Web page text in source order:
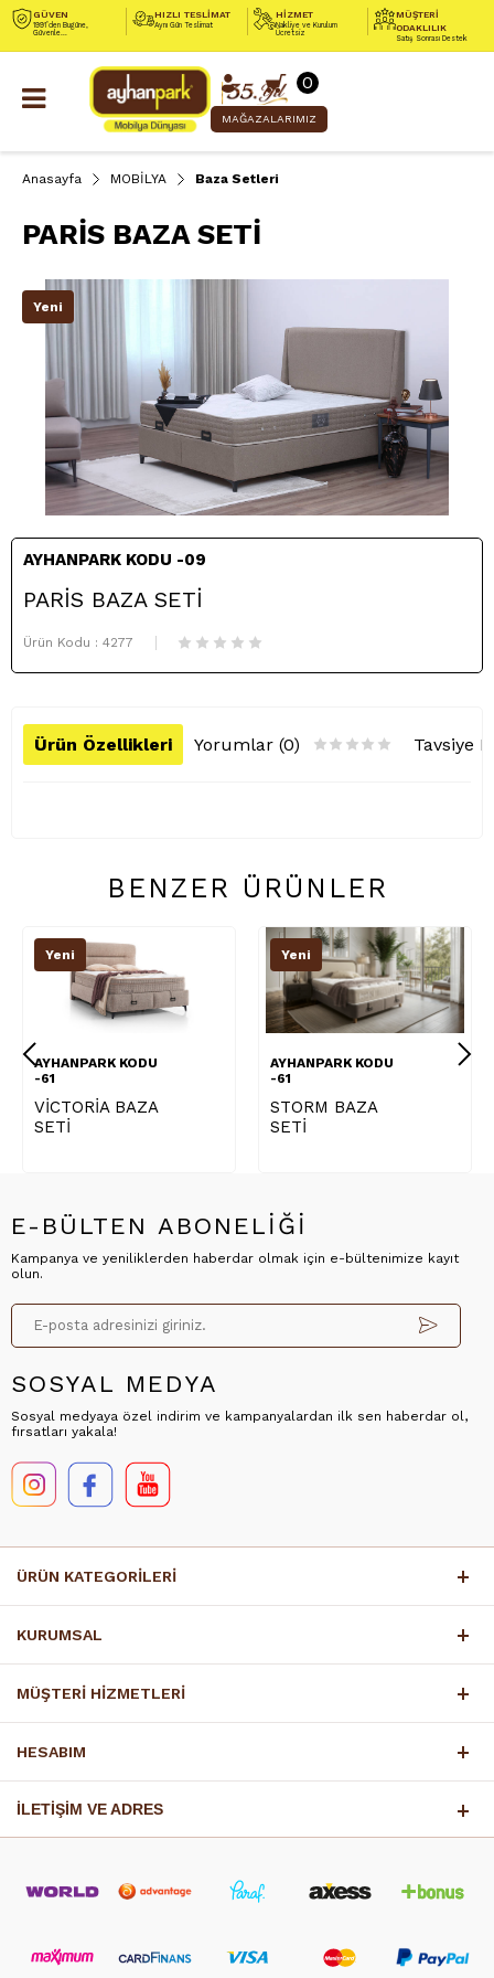
GÜVEN
1991’den Bugüne,
Güvenle...
HIZLI TESLİMAT
Aynı Gün Teslimat
HİZMET
Nakliye ve Kurulum
Ücretsiz
MÜŞTERİ
ODAKLILIK
Satış Sonrası Destek
0
MAĞAZALARIMIZ
Anasayfa MOBİLYA Baza Setleri
PARİS BAZA SETİ
Yeni
AYHANPARK KODU -09
PARİS BAZA SETİ
Ürün Kodu : 4277
Ürün Özellikleri Yorumlar (0) Tavsiye
BENZER ÜRÜNLER
Yeni
AYHANPARK KODU
-61
VİCTORİA BAZA
SETİ
Yeni
AYHANPARK KODU
-61
STORM BAZA
SETİ
E-BÜLTEN ABONELİĞİ
Kampanya ve yeniliklerden haberdar olmak için e-bültenimize kayıt
olun.
SOSYAL MEDYA
Sosyal medyaya özel indirim ve kampanyalardan ilk sen haberdar ol,
fırsatları yakala!
ÜRÜN KATEGORİLERİ
KURUMSAL
MÜŞTERİ HİZMETLERİ
HESABIM
İLETİŞİM VE ADRES